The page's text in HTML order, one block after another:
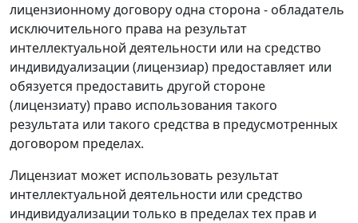
лицензионному договору одна сторона - обладатель
исключительного права на результат
интеллектуальной деятельности или на средство
индивидуализации (лицензиар) предоставляет или
обязуется предоставить другой стороне
(лицензиату) право использования такого
результата или такого средства в предусмотренных
договором пределах.
Лицензиат может использовать результат
интеллектуальной деятельности или средство
индивидуализации только в пределах тех прав и